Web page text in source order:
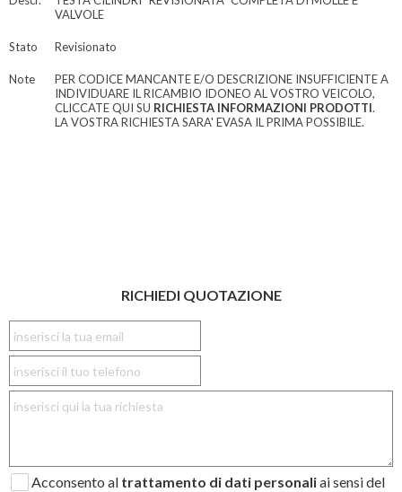
VALVOLE
Stato Revisionato
Note
PER CODICE MANCANTE E/O DESCRIZIONE INSUFFICIENTE A
INDIVIDUARE IL RICAMBIO IDONEO AL VOSTRO VEICOLO,
CLICCATE QUI SU RICHIESTA INFORMAZIONI PRODOTTI.
LA VOSTRA RICHIESTA SARA' EVASA IL PRIMA POSSIBILE.
RICHIEDI QUOTAZIONE
Acconsento al trattamento di dati personaliai sensi del